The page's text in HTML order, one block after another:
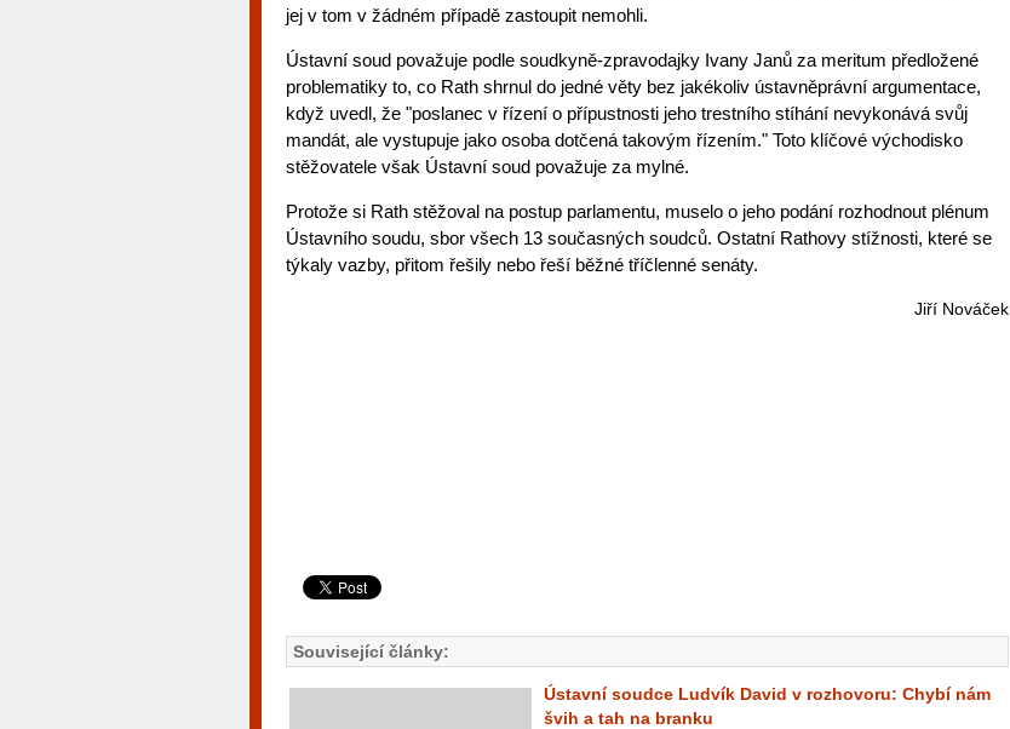
jej v tom v žádném případě zastoupit nemohli.
Ústavní soud považuje podle soudkyně-zpravodajky Ivany Janů za meritum předložené
problematiky to, co Rath shrnul do jedné věty bez jakékoliv ústavněprávní argumentace,
když uvedl, že "poslanec v řízení o přípustnosti jeho trestního stíhání nevykonává svůj
mandát, ale vystupuje jako osoba dotčená takovým řízením." Toto klíčové východisko
stěžovatele však Ústavní soud považuje za mylné.
Protože si Rath stěžoval na postup parlamentu, muselo o jeho podání rozhodnout plénum
Ústavního soudu, sbor všech 13 současných soudců. Ostatní Rathovy stížnosti, které se
týkaly vazby, přitom řešily nebo řeší běžné tříčlenné senáty.
Jiří Nováček
Související články:
Ústavní soudce Ludvík David v rozhovoru: Chybí nám
švih a tah na branku